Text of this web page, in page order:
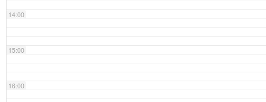
14:00
15:00
16:00